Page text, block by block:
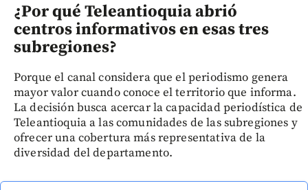
¿Por qué Teleantioquia abrió
centros informativos en esas tres
subregiones?
Porque el canal considera que el periodismo genera
mayor valor cuando conoce el territorio que informa.
La decisión busca acercar la capacidad periodística de
Teleantioquia a las comunidades de las subregiones y
ofrecer una cobertura más representativa de la
diversidad del departamento.